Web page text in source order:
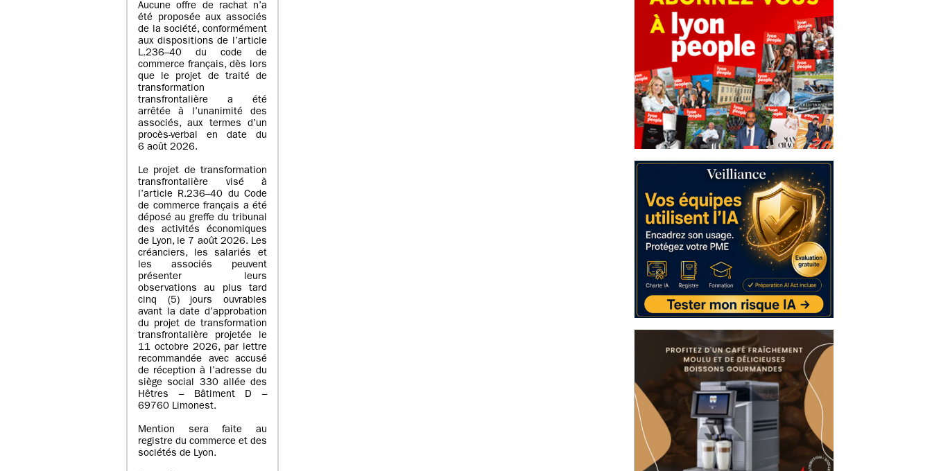
Aucune offre de rachat n’a
été proposée aux associés
de la société, conformément
aux dispositions de l’article
L.236–40 du code de
commerce français, dès lors
que le projet de traité de
transformation
transfrontalière a été
arrêtée à l’unanimité des
associés, aux termes d’un
procès-verbal en date du
6 août 2026.
Le projet de transformation
transfrontalière visé à
l’article R.236–40 du Code
de commerce français a été
déposé au greffe du tribunal
des activités économiques
de Lyon, le 7 août 2026. Les
créanciers, les salariés et
les associés peuvent
présenter leurs
observations au plus tard
cinq (5) jours ouvrables
avant la date d’approbation
du projet de transformation
transfrontalière projetée le
11 octobre 2026, par lettre
recommandée avec accusé
de réception à l’adresse du
siège social 330 allée des
Hêtres – Bâtiment D –
69760 Limonest.
Mention sera faite au
registre du commerce et des
sociétés de Lyon.